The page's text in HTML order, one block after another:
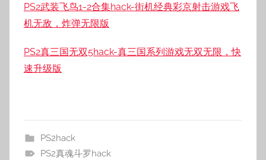
PS2武装飞鸟1-2合集hack-街机经典彩京射击游戏飞
机无敌，炸弹无限版
PS2真三国无双5hack-真三国系列游戏无双无限，快
速升级版
PS2hack
PS2真魂斗罗hack